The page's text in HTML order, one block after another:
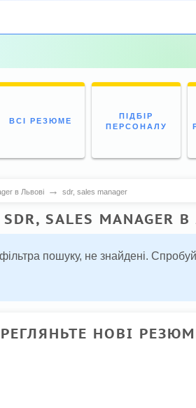
ВСІ РЕЗЮМЕ
ПІДБІР
ПЕРСОНАЛУ
в Львові → sdr, sales manager
SALES MANAGER
пошуку, не знайдені.
НОВІ